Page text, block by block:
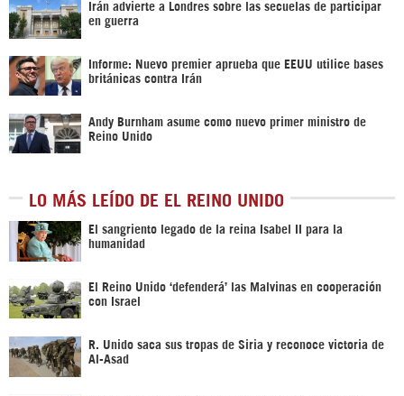
Irán advierte a Londres sobre las secuelas de participar
en guerra
Informe: Nuevo premier aprueba que EEUU utilice bases
británicas contra Irán
Andy Burnham asume como nuevo primer ministro de
Reino Unido
LO MÁS LEÍDO DE EL REINO UNIDO
El sangriento legado de la reina Isabel II para la
humanidad
El Reino Unido ‘defenderá’ las Malvinas en cooperación
con Israel
R. Unido saca sus tropas de Siria y reconoce victoria de
Al-Asad